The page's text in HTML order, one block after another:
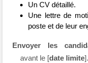
Un CV détaillé.
Une lettre de
poste et de leur
Envoyer les
avant le [date limite].